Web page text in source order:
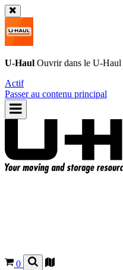
U-Haul Ouvrir dans le U-Haul
Actif
Passer au contenu principal
0